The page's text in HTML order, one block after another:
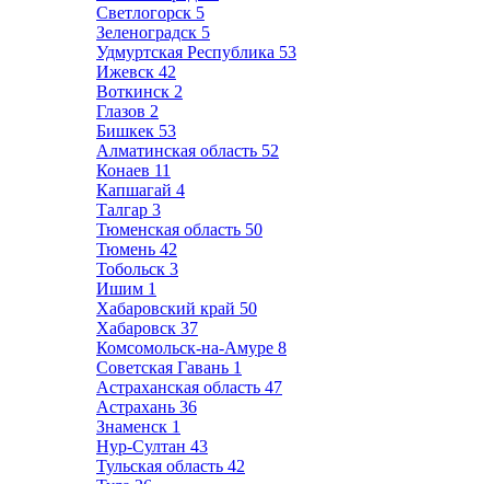
Светлогорск 5
Зеленоградск 5
Удмуртская Республика 53
Ижевск 42
Воткинск 2
Глазов 2
Бишкек 53
Алматинская область 52
Конаев 11
Капшагай 4
Талгар 3
Тюменская область 50
Тюмень 42
Тобольск 3
Ишим 1
Хабаровский край 50
Хабаровск 37
Комсомольск-на-Амуре 8
Советская Гавань 1
Астраханская область 47
Астрахань 36
Знаменск 1
Нур-Султан 43
Тульская область 42